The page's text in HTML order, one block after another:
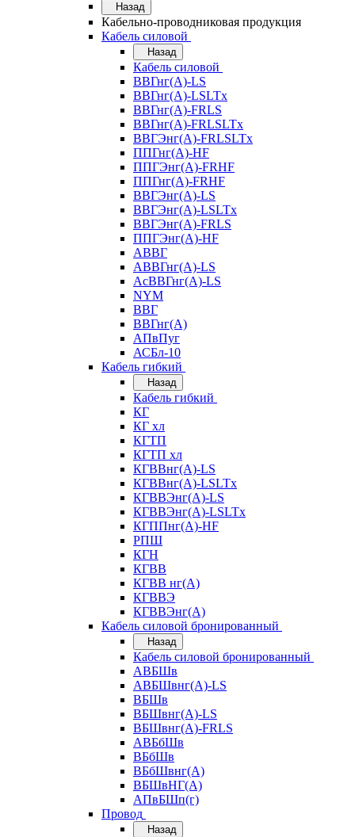
Назад
Кабельно-проводниковая продукция
Кабель силовой
Назад
Кабель силовой
ВВГнг(А)-LS
ВВГнг(А)-LSLTx
ВВГнг(А)-FRLS
ВВГнг(А)-FRLSLTx
ВВГЭнг(А)-FRLSLTx
ППГнг(А)-HF
ППГЭнг(А)-FRHF
ППГнг(А)-FRHF
ВВГЭнг(А)-LS
ВВГЭнг(А)-LSLTx
ВВГЭнг(А)-FRLS
ППГЭнг(А)-HF
АВВГ
АВВГнг(А)-LS
АсВВГнг(А)-LS
NYM
ВВГ
ВВГнг(А)
АПвПуг
АСБл-10
Кабель гибкий
Назад
Кабель гибкий
КГ
КГ хл
КГТП
КГТП хл
КГВВнг(А)-LS
КГВВнг(А)-LSLTx
КГВВЭнг(А)-LS
КГВВЭнг(А)-LSLTx
КГППнг(А)-HF
РПШ
КГН
КГВВ
КГВВ нг(А)
КГВВЭ
КГВВЭнг(А)
Кабель силовой бронированный
Назад
Кабель силовой бронированный
АВБШв
АВБШвнг(А)-LS
ВБШв
ВБШвнг(А)-LS
ВБШвнг(А)-FRLS
АВБбШв
ВБбШв
ВБбШвнг(А)
ВБШвНГ(А)
АПвБШп(г)
Провод
Назад